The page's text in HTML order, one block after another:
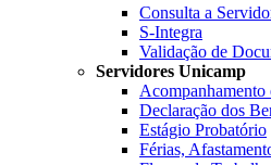
Consulta a
S-Integra
Validação de
Servidores Unicamp
Acompanhamento
Declaração dos
Estágio Probatório
Férias,